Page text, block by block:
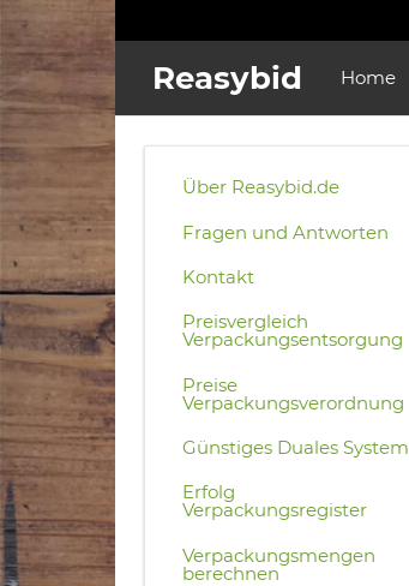
Reasybid Home
Über Reasybid.de
Fragen und Antworten
Kontakt
Preisvergleich
Verpackungsentsorgung
Preise
Verpackungsverordnung
Günstiges Duales System
Erfolg
Verpackungsregister
Verpackungsmengen
berechnen